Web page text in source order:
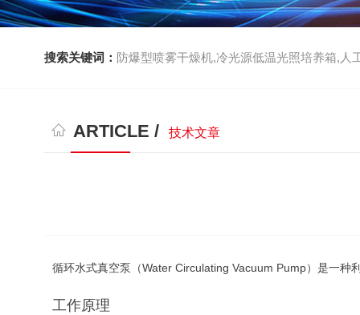
搜索关键词： 防爆型喷雾干燥机,冷光源低温光照培养箱,人
ARTICLE / 技术文章
循环水式真空泵（Water Circulating Vacuum Pump）是一种
工作原理